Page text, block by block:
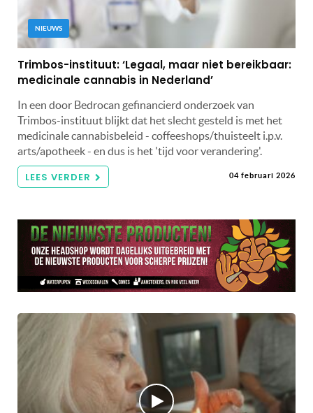
NIEUWS
Trimbos-instituut: ‘Legaal, maar niet bereikbaar:
medicinale cannabis in Nederland’
In een door Bedrocan gefinancierd onderzoek van
Trimbos-instituut blijkt dat het slecht gesteld is met het
medicinale cannabisbeleid - coffeeshops/thuisteelt i.p.v.
arts/apotheek - en dus is het 'tijd voor verandering'.
LEES VERDER 04 februari 2026